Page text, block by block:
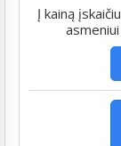
Į kainą